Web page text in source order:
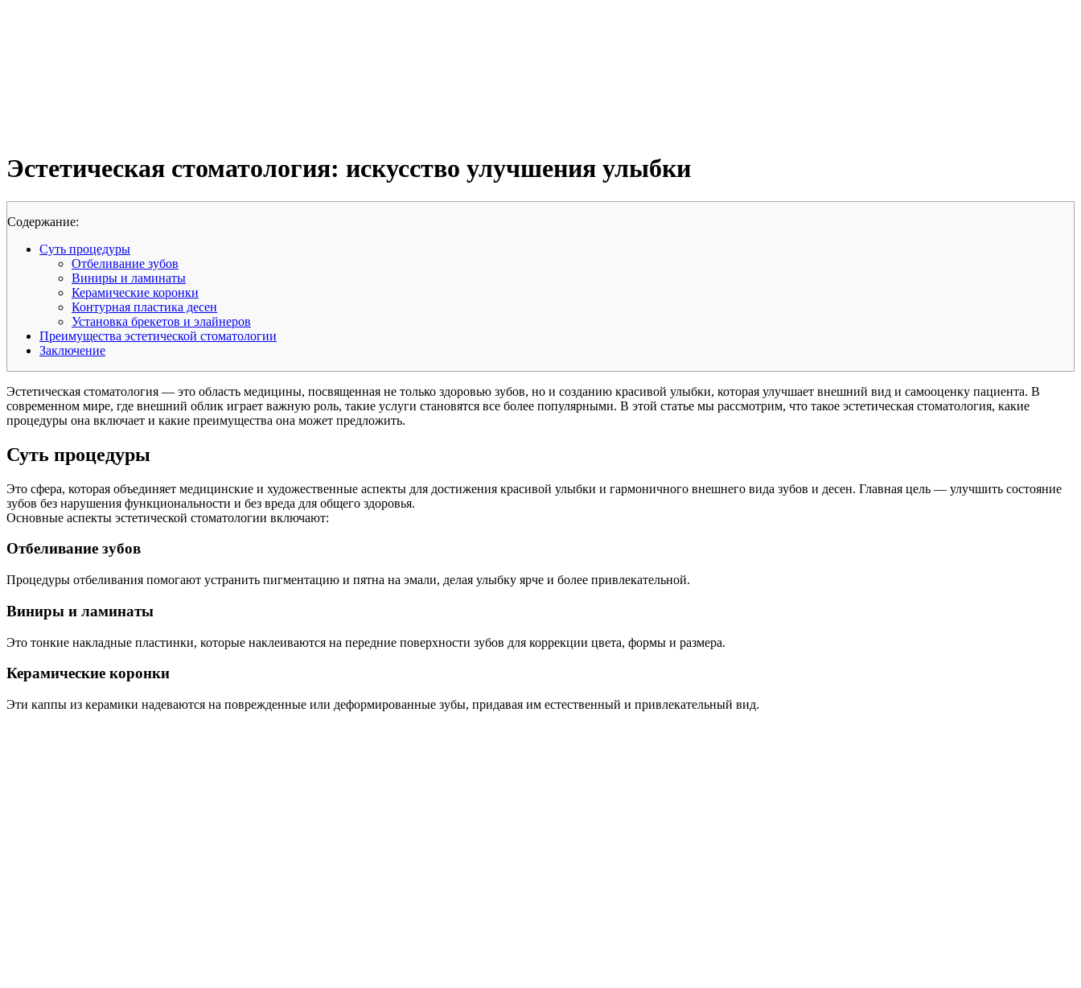
Эстетическая стоматология: искусство улучшения улыбки
Cодержание:
Суть процедуры
Отбеливание зубов
Виниры и ламинаты
Керамические коронки
Контурная пластика десен
Установка брекетов и элайнеров
Преимущества эстетической стоматологии
Заключение
Эстетическая стоматология — это область медицины, посвященная не только здоровью зубов, но и созданию красивой улыбки, которая улучшает внешний вид и самооценку пациента. В
современном мире, где внешний облик играет важную роль, такие услуги становятся все более популярными. В этой статье мы рассмотрим, что такое эстетическая стоматология, какие
процедуры она включает и какие преимущества она может предложить.
Суть процедуры
Это сфера, которая объединяет медицинские и художественные аспекты для достижения красивой улыбки и гармоничного внешнего вида зубов и десен. Главная цель — улучшить состояние
зубов без нарушения функциональности и без вреда для общего здоровья.
Основные аспекты эстетической стоматологии включают:
Отбеливание зубов
Процедуры отбеливания помогают устранить пигментацию и пятна на эмали, делая улыбку ярче и более привлекательной.
Виниры и ламинаты
Это тонкие накладные пластинки, которые наклеиваются на передние поверхности зубов для коррекции цвета, формы и размера.
Керамические коронки
Эти каппы из керамики надеваются на поврежденные или деформированные зубы, придавая им естественный и привлекательный вид.